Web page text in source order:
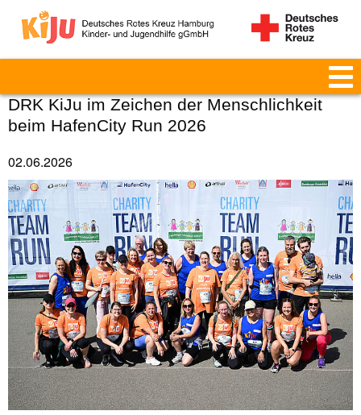
DRK KiJu im Zeichen der Menschlichkeit
beim HafenCity Run 2026
02.06.2026